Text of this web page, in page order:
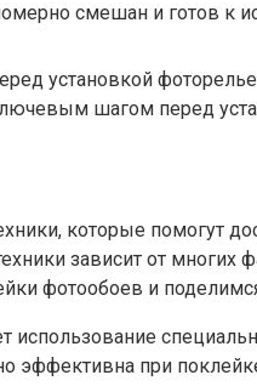
смешан и готов к
установкой
шагом перед
которые помогут
зависит от многих
фотообоев и
использование
эффективна при